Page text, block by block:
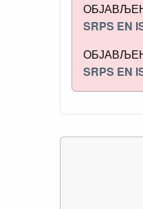
SRPS EN
SRPS EN